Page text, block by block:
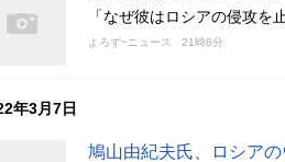
「なぜ彼はロシアの侵攻
よろず~ニュース 21時8分
年3月7日
鳩山由紀夫氏、ロシア